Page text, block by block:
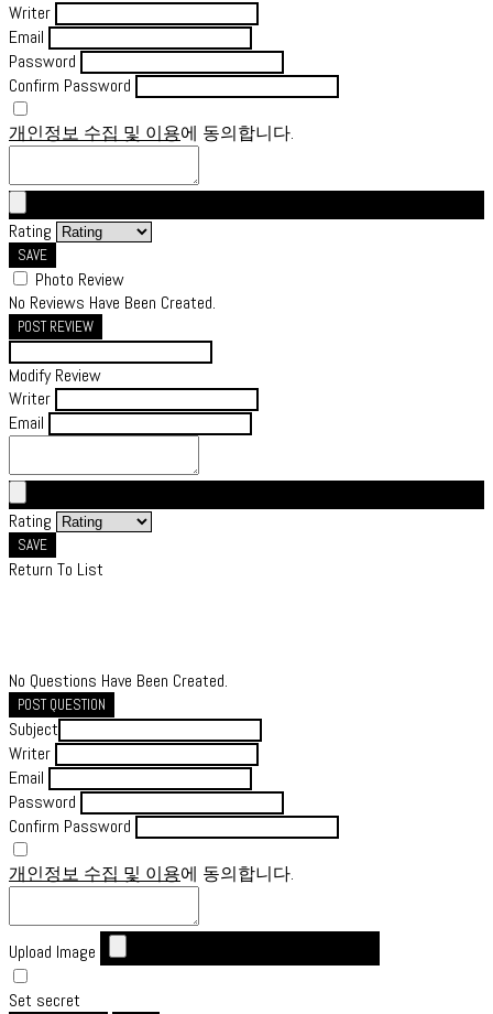
Writer
Email
Password
Confirm Password
개인정보 수집 및 이용에 동의합니다.
Rating
SAVE
Photo Review
No Reviews Have Been Created.
POST REVIEW
Modify Review
Writer
Email
Rating
SAVE
Return To List
No Questions Have Been Created.
POST QUESTION
Subject
Writer
Email
Password
Confirm Password
개인정보 수집 및 이용에 동의합니다.
Upload Image
Set secret